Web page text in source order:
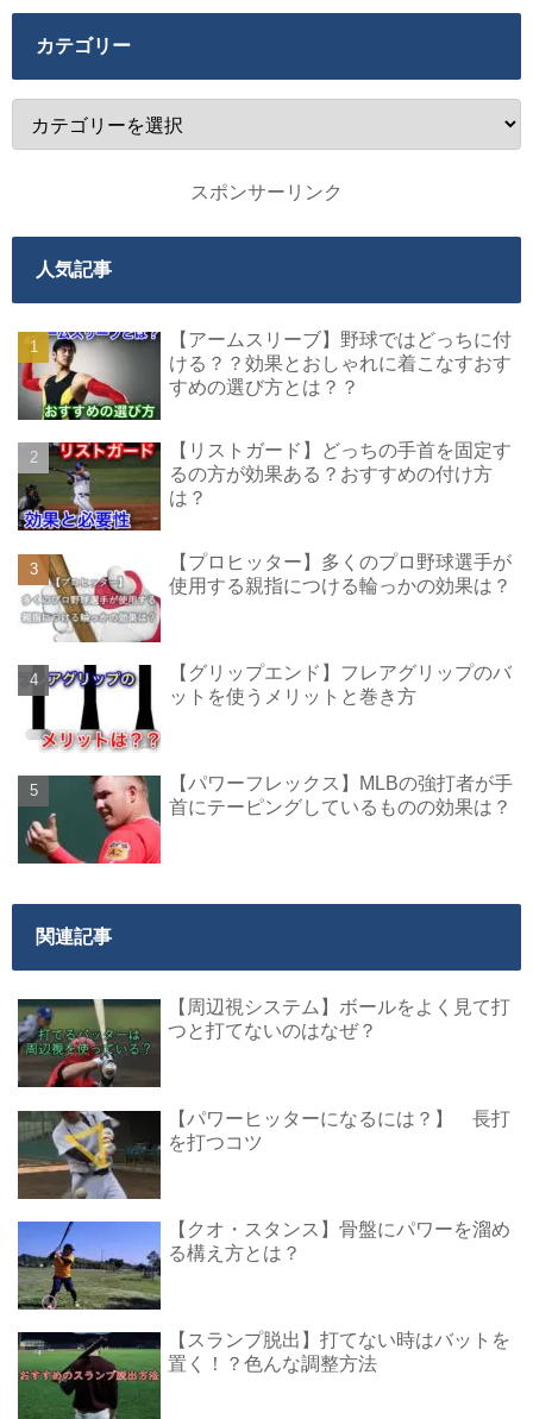
カテゴリー
スポンサーリンク
人気記事
【アームスリーブ】野球ではどっちに付
ける？？効果とおしゃれに着こなすおす
すめの選び方とは？？
【リストガード】どっちの手首を固定す
るの方が効果ある？おすすめの付け方
は？
【プロヒッター】多くのプロ野球選手が
使用する親指につける輪っかの効果は？
【グリップエンド】フレアグリップのバ
ットを使うメリットと巻き方
【パワーフレックス】MLBの強打者が手
首にテーピングしているものの効果は？
関連記事
【周辺視システム】ボールをよく見て打
つと打てないのはなぜ？
【パワーヒッターになるには？】 長打
を打つコツ
【クオ・スタンス】骨盤にパワーを溜め
る構え方とは？
【スランプ脱出】打てない時はバットを
置く！？色んな調整方法